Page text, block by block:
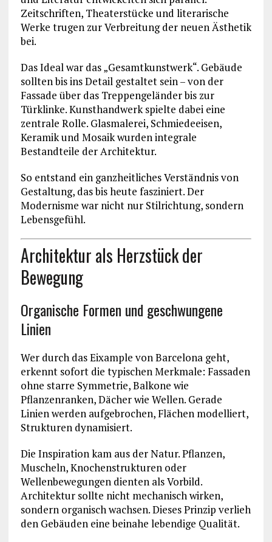
Zeitschriften, Theaterstücke und literarische
Werke trugen zur Verbreitung der neuen Ästhetik
bei.
Das Ideal war das „Gesamtkunstwerk“. Gebäude
sollten bis ins Detail gestaltet sein – von der
Fassade über das Treppengeländer bis zur
Türklinke. Kunsthandwerk spielte dabei eine
zentrale Rolle. Glasmalerei, Schmiedeeisen,
Keramik und Mosaik wurden integrale
Bestandteile der Architektur.
So entstand ein ganzheitliches Verständnis von
Gestaltung, das bis heute fasziniert. Der
Modernisme war nicht nur Stilrichtung, sondern
Lebensgefühl.
Architektur als Herzstück der
Bewegung
Organische Formen und geschwungene
Linien
Wer durch das Eixample vonBarcelonageht,
erkennt sofort die typischen Merkmale: Fassaden
ohne starre Symmetrie, Balkone wie
Pflanzenranken, Dächer wie Wellen. Gerade
Linien werden aufgebrochen, Flächen modelliert,
Strukturen dynamisiert.
Die Inspiration kam aus der Natur. Pflanzen,
Muscheln, Knochenstrukturen oder
Wellenbewegungen dienten als Vorbild.
Architektur sollte nicht mechanisch wirken,
sondern organisch wachsen. Dieses Prinzip verlieh
den Gebäuden eine beinahe lebendige Qualität.